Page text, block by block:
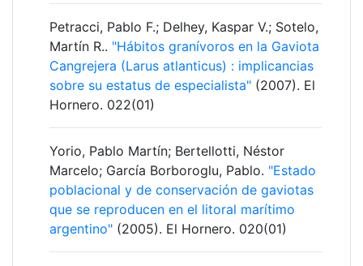
Petracci, Pablo F.; Delhey, Kaspar V.; Sotelo,
Martín R.. "Hábitos granívoros en la Gaviota
Cangrejera (Larus atlanticus) : implicancias
sobre su estatus de especialista" (2007). El
Hornero. 022(01)
Yorio, Pablo Martín; Bertellotti, Néstor
Marcelo; García Borboroglu, Pablo. "Estado
poblacional y de conservación de gaviotas
que se reproducen en el litoral marítimo
argentino" (2005). El Hornero. 020(01)